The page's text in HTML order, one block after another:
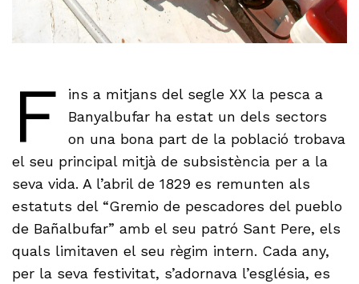
F
ins a mitjans del segle XX la pesca a
Banyalbufar ha estat un dels sectors
on una bona part de la població trobava
el seu principal mitjà de subsistència per a la
seva vida. A l’abril de 1829 es remunten als
estatuts del “Gremio de pescadores del pueblo
de Bañalbufar” amb el seu patró Sant Pere, els
quals limitaven el seu règim intern. Cada any,
per la seva festivitat, s’adornava l’església, es